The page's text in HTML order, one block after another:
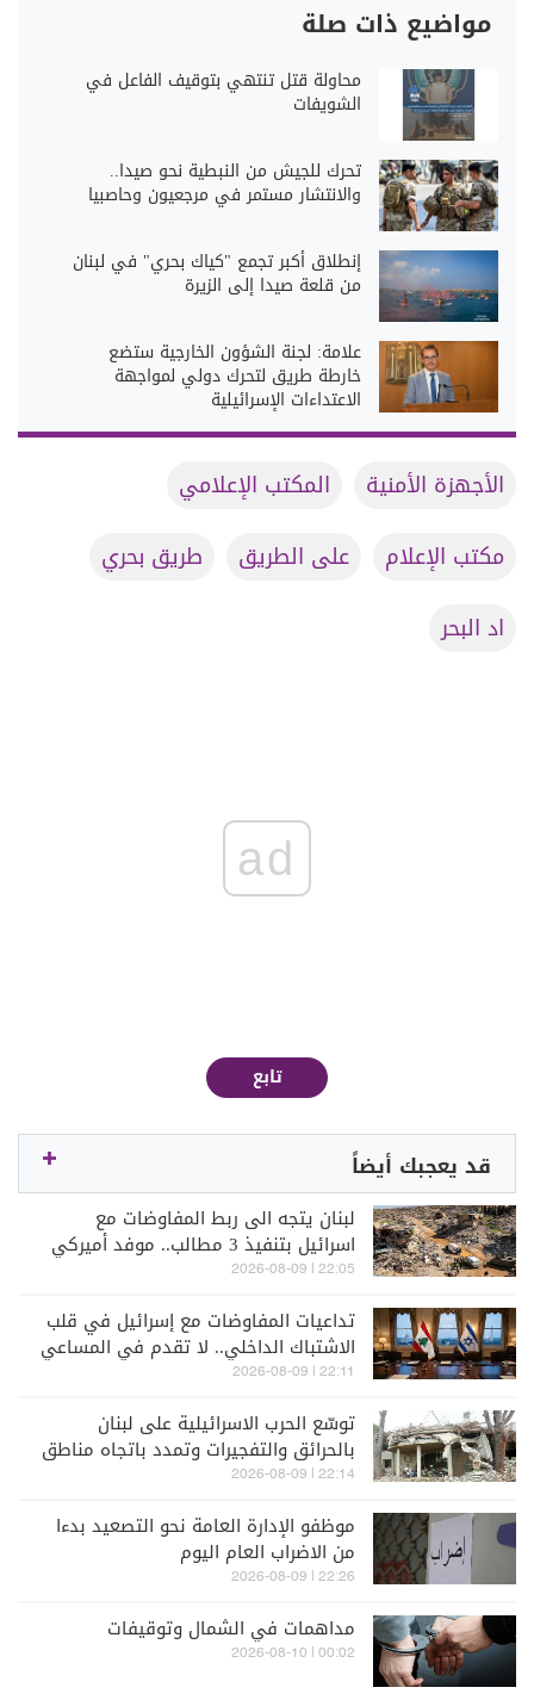
مواضيع ذات صلة
محاولة قتل تنتهي بتوقيف الفاعل في
الشويفات
تحرك للجيش من النبطية نحو صيدا..
والانتشار مستمر في مرجعيون وحاصبيا
إنطلاق أكبر تجمع "كياك بحري" في لبنان
من قلعة صيدا إلى الزيرة
علامة: لجنة الشؤون الخارجية ستضع
خارطة طريق لتحرك دولي لمواجهة
الاعتداءات الإسرائيلية
الأجهزة الأمنية
المكتب الإعلامي
مكتب الإعلام
على الطريق
طريق بحري
اد البحر
ad
تابع
قد يعجبك أيضاً
لبنان يتجه الى ربط المفاوضات مع
اسرائيل بتنفيذ 3 مطالب.. موفد أميركي
رفيع في بيروت وتل ابيب لبحث نتائج"
22:05 | 2026-08-09
تداعيات المفاوضات مع إسرائيل في قلب
الاشتباك الداخلي.. لا تقدم في المساعي
بين عون و"حزب الله"
22:11 | 2026-08-09
توسّع الحرب الاسرائيلية على لبنان
بالحرائق والتفجيرات وتمدد باتجاه مناطق
أعمق في الجنوب
22:14 | 2026-08-09
موظفو الإدارة العامة نحو التصعيد بدءا
من الاضراب العام اليوم
22:26 | 2026-08-09
مداهمات في الشمال وتوقيفات
00:02 | 2026-08-10